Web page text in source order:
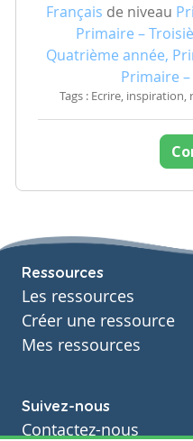
Français de niveau
Primaire –
Quatrième année,
Primaire
Tags : Ecrire,
Ressources
Les ressources
Créer une ressource
Mes ressources
Suivez-nous
Contactez-nous